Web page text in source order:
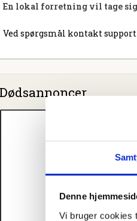
Denne
Vi bruger cookies
En lokal forretning vil tage
Ved spørgsmål kontakt support
Dødsannoncer